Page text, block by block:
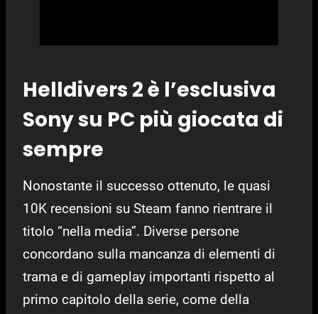
Helldivers 2 è l’esclusiva
Sony su PC più giocata di
sempre
Nonostante il successo ottenuto, le quasi
10K recensioni su Steam fanno rientrare il
titolo “nella media”. Diverse persone
concordano sulla mancanza di elementi di
trama e di gameplay importanti rispetto al
primo capitolo della serie, come della